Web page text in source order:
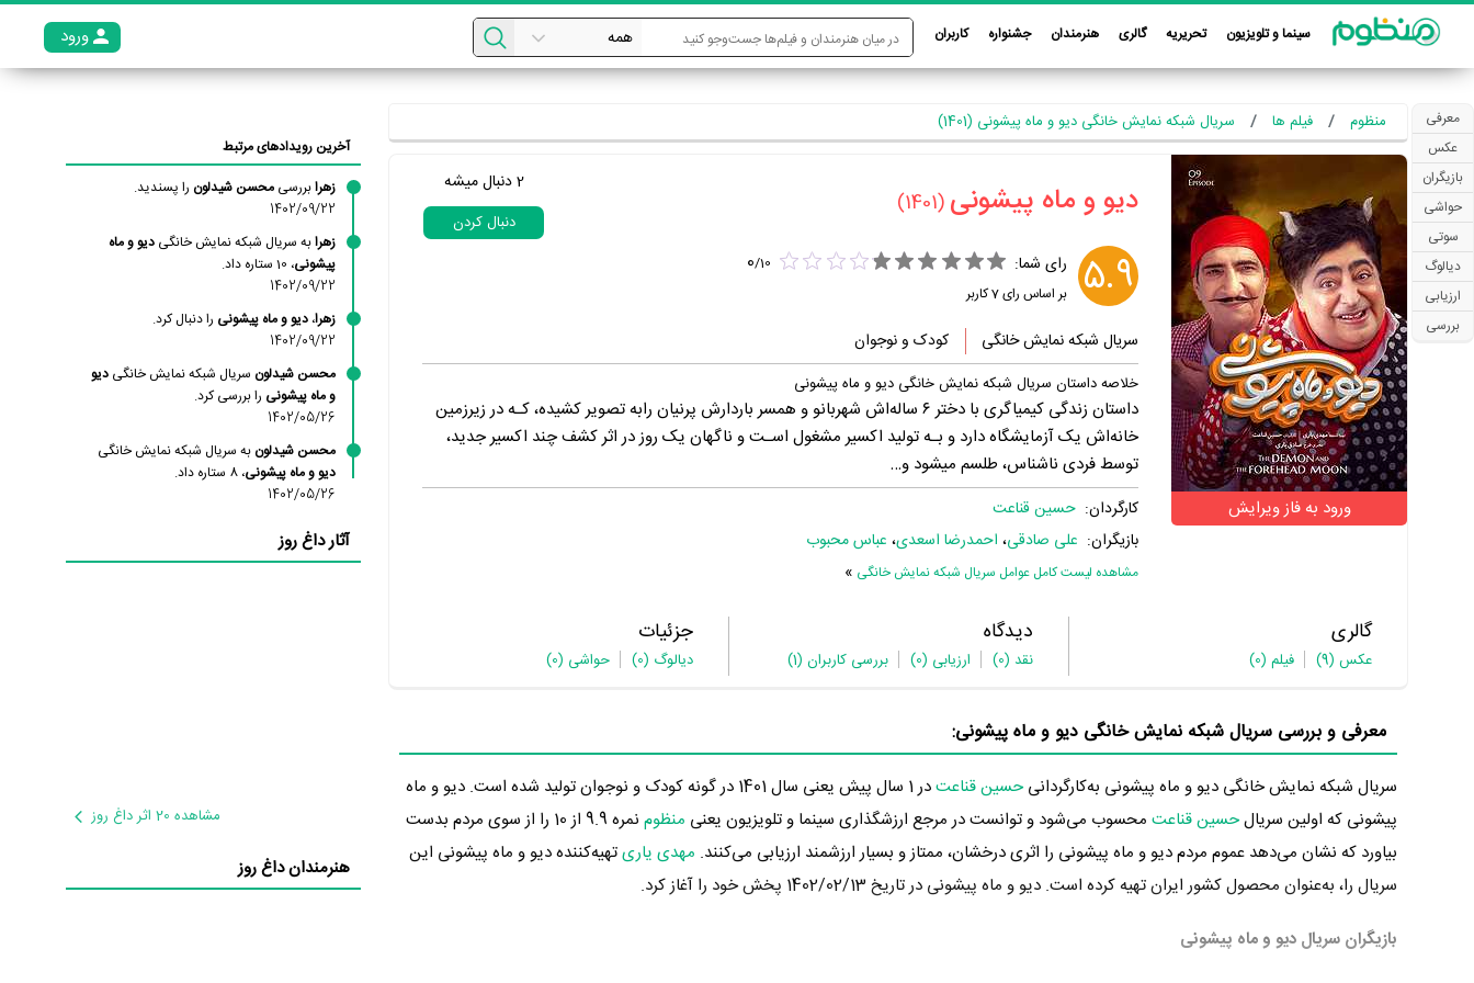
سینما و تلویزیون تحریریه گالری هنرمندان جشنواره کاربران ورود
معرفی
عکس
بازیگران
حواشی
سوتی
دیالوگ
ارزیابی
بررسی
منظوم فیلم ها سریال شبکه نمایش خانگی دیو و ماه پیشونی (1401)
ورود به فاز ویرایش
‏دیو و ماه پیشونی‏ (1401)
2دنبال میشه
دنبال کردن
5.9 رای شما: 0/10
بر اساس رای7کاربر
سریال شبکه نمایش خانگی کودک و نوجوان
خلاصه داستان سریال شبکه نمایش خانگی دیو و ماه پیشونی
داستان زندگی کیمیاگری با دختر ۶ ساله‌اش شهربانو و همسر باردارش پرنیان رابه تصویر کشیده، کـه در زیرزمین
خانه‌اش یک آزمایشگاه دارد و بـه تولید اکسیر مشغول اسـت و ناگهان یک روز در اثر کشف چند اکسیر جدید،
توسط فردی ناشناس، طلسم میشود و…
کارگردان: حسین قناعت
بازیگران: علی صادقی، احمدرضا اسعدی، عباس محبوب
مشاهده لیست کامل عوامل سریال شبکه نمایش خانگی »
گالری
عکس (9) فیلم (0)
دیدگاه
نقد (0) ارزیابی (0) بررسی کاربران (1)
جزئیات
دیالوگ (0) حواشی (0)
معرفی و بررسی سریال شبکه نمایش خانگی دیو و ماه پیشونی:
سریال شبکه نمایش خانگی دیو و ماه پیشونی به‌کارگردانیحسین قناعت
در 1 سال پیش یعنی سال 1401 در گونه کودک و نوجوان تولید شده است. دیو و ماه
پیشونی که اولین سریالحسین قناعت محسوب می‌شود و توانست در مرجع ارزشگذاری سینما و تلویزیون یعنی منظوم
نمره 9.9 از 10 را از سوی مردم بدست
بیاورد که نشان می‌دهد عموم مردم دیو و ماه پیشونی را اثری درخشان، ممتاز و بسیار ارزشمند ارزیابی می‌کنند. مهدی یاریتهیه‌کننده دیو و ماه پیشونی این
سریال را، به‌عنوان محصول کشور ایران تهیه کرده است. دیو و ماه پیشونی در تاریخ 1402/02/13 پخش خود را آغاز کرد.
بازیگران سریال دیو و ماه پیشونی
آخرین رویدادهای مرتبط
زهرابررسی محسن شیدلون را پسندید.
1402/09/22
زهرابه سریال شبکه نمایش خانگی دیو و ماه
پیشونی، 10 ستاره داد.
1402/09/22
زهرا، دیو و ماه پیشونی را دنبال کرد.
1402/09/22
محسن شیدلون سریال شبکه نمایش خانگی دیو
و ماه پیشونی را بررسی کرد.
1402/05/26
محسن شیدلون به سریال شبکه نمایش خانگی
دیو و ماه پیشونی، 8 ستاره داد.
1402/05/26
آثار داغ روز
مشاهده 20 اثر داغ روز
هنرمندان داغ روز